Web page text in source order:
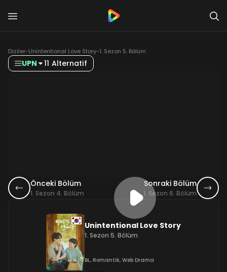
Diziler-Unintentional Love Story-1. Sezon 5. Bölüm
UPN 11 Alternatif
Önceki Bölüm
1. Sezon 4. Bölüm
Sonraki Bölüm
1. Sezon 6. Bölüm
Unintentional Love Story
1. Sezon 5. Bölüm
BL, Romantik, Web Drama